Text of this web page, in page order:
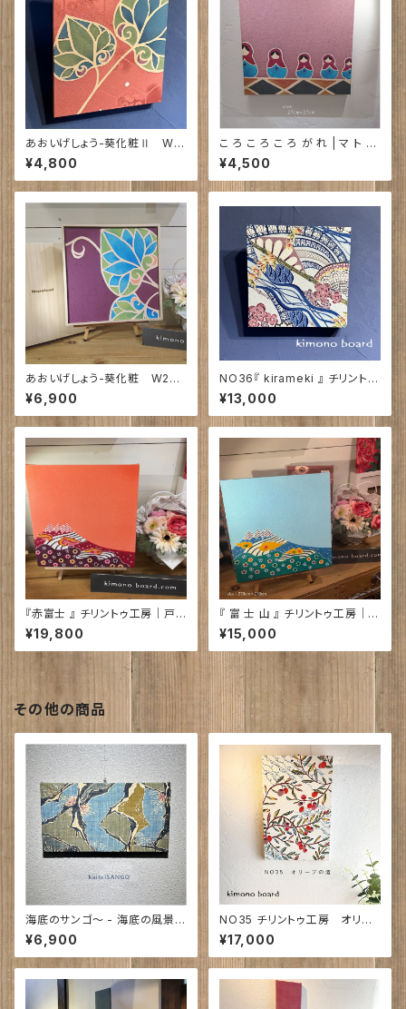
あおいげしょう-葵化粧Ⅱ W2
7cm×27㎝
¥4,800
こ ろ こ ろ こ ろ が れ | マ ト リ
ョ ー シ カ 人 形
¥4,500
あおいげしょう-葵化粧 W27c
m×27㎝
¥6,900
NO36『 kirameki 』 チリントゥ
工房 ｜230㎜×230㎜×30㎜
戸谷真子氏の絵 ～紅型染～
¥13,000
『赤富士 』 チリントゥ工房｜戸
谷真子氏の絵 ～紅型染～
¥19,800
『 富 士 山 』 チリントゥ工房｜戸
谷真子氏の絵 ～紅型染～
¥15,000
その他の商品
海底のサンゴ〜 - 海底の風景
- ｜カ タ チ キ W37cm H20
cm NO58
¥6,900
NO35 チリントゥ工房 オリー
ブの渚 360㎜×250㎜×28㎜
¥17,000